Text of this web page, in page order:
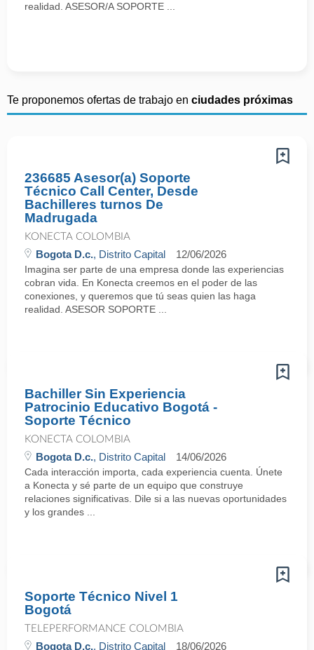
realidad. ASESOR/A SOPORTE ...
Te proponemos ofertas de trabajo en ciudades próximas
236685 Asesor(a) Soporte
Técnico Call Center, Desde
Bachilleres turnos De
Madrugada
KONECTA COLOMBIA
Bogota D.c., Distrito Capital 12/06/2026
Imagina ser parte de una empresa donde las experiencias
cobran vida. En Konecta creemos en el poder de las
conexiones, y queremos que tú seas quien las haga
realidad. ASESOR SOPORTE ...
Bachiller Sin Experiencia
Patrocinio Educativo Bogotá -
Soporte Técnico
KONECTA COLOMBIA
Bogota D.c., Distrito Capital 14/06/2026
Cada interacción importa, cada experiencia cuenta. Únete
a Konecta y sé parte de un equipo que construye
relaciones significativas. Dile si a las nuevas oportunidades
y los grandes ...
Soporte Técnico Nivel 1
Bogotá
TELEPERFORMANCE COLOMBIA
Bogota D.c., Distrito Capital 18/06/2026